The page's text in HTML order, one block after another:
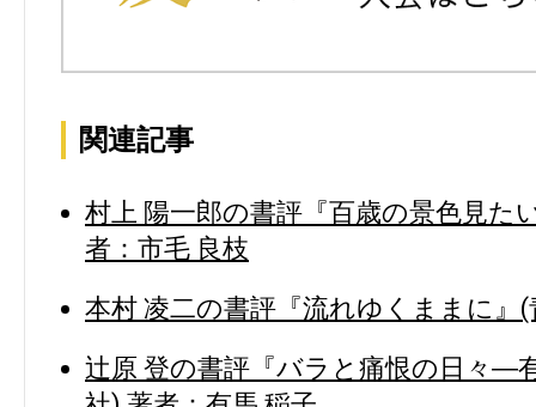
関連記事
村上 陽一郎の書評『百歳の景色見た
者：市毛 良枝
本村 凌二の書評『流れゆくままに』
辻原 登の書評『バラと痛恨の日々―